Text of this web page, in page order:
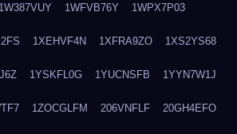
1W387VUY 1WFVB76Y 1WPX7P03
1XEHVF4N 1XFRA9ZO 1XS2YS68
1YSKFL0G 1YUCNSFB 1YYN7W1J
1ZOCGLFM 206VNFLF 20GH4EFO